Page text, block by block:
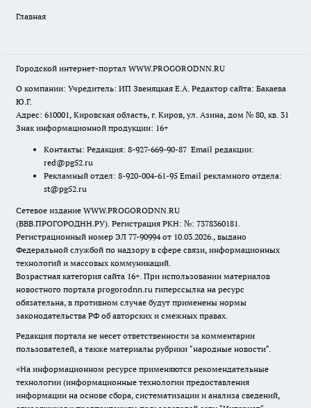
Главная
Городской интернет-портал WWW.PROGORODNN.RU
О компании: Учредитель: ИП Звеняцкая Е.А. Редактор сайта: Бакаева
Ю.Г.
Адрес: 610001, Кировская область, г. Киров, ул. Азина, дом № 80, кв. 31
Знак информационной продукции: 16+
Контакты: Редакция: 8-927-669-90-87 Email редакции:
red@pg52.ru
Рекламный отдел: 8-920-004-61-95 Email рекламного отдела:
st@pg52.ru
Сетевое издание WWW.PROGORODNN.RU
(ВВВ.ПРОГОРОДНН.РУ). Регистрация РКН: №: 7378360181.
Регистрационный номер ЭЛ 77-90994 от 10.03.2026., выдано
Федеральной службой по надзору в сфере связи, информационных
технологий и массовых коммуникаций.
Возрастная категория сайта 16+. При использовании материалов
новостного портала progorodnn.ru гиперссылка на ресурс
обязательна, в противном случае будут применены нормы
законодательства РФ об авторских и смежных правах.
Редакция портала не несет ответственности за комментарии
пользователей, а также материалы рубрики "народные новости".
«На информационном ресурсе применяются рекомендательные
технологии (информационные технологии предоставления
информации на основе сбора, систематизации и анализа сведений,